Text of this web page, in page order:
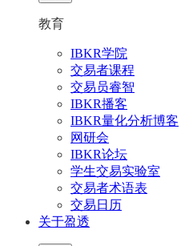
教育
IBKR学院
交易者课程
交易员睿智
IBKR播客
IBKR量化分析博客
网研会
IBKR论坛
学生交易实验室
交易者术语表
交易日历
关于盈透